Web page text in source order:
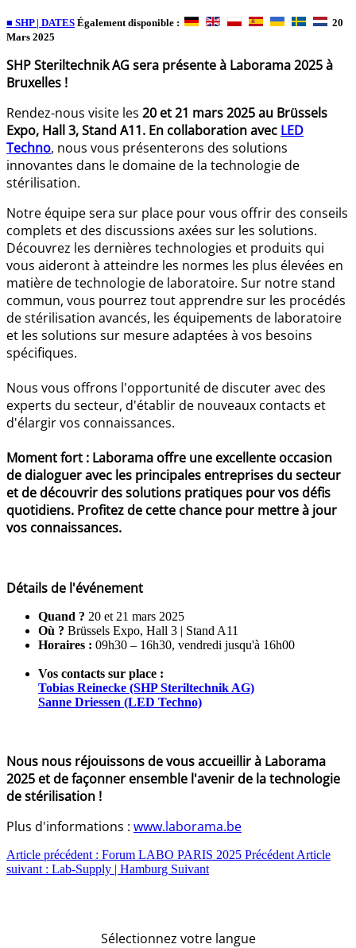
■ SHP | DATES Également disponible :
20
Mars 2025
SHP Steriltechnik AG sera présente à Laborama 2025 à
Bruxelles !
Rendez-nous visite les 20 et 21 mars 2025 au Brüssels
Expo, Hall 3, Stand A11. En collaboration avec LED
Techno, nous vous présenterons des solutions
innovantes dans le domaine de la technologie de
stérilisation.
Notre équipe sera sur place pour vous offrir des conseils
complets et des discussions axées sur les solutions.
Découvrez les dernières technologies et produits qui
vous aideront à atteindre les normes les plus élevées en
matière de technologie de laboratoire. Sur notre stand
commun, vous pourrez tout apprendre sur les procédés
de stérilisation avancés, les équipements de laboratoire
et les solutions sur mesure adaptées à vos besoins
spécifiques.
Nous vous offrons l'opportunité de discuter avec des
experts du secteur, d'établir de nouveaux contacts et
d'élargir vos connaissances.
Moment fort : Laborama offre une excellente occasion
de dialoguer avec les principales entreprises du secteur
et de découvrir des solutions pratiques pour vos défis
quotidiens. Profitez de cette chance pour mettre à jour
vos connaissances.
Détails de l'événement
Quand ? 20 et 21 mars 2025
Où ? Brüssels Expo, Hall 3 | Stand A11
Horaires : 09h30 – 16h30, vendredi jusqu'à 16h00
Vos contacts sur place :
Tobias Reinecke (SHP Steriltechnik AG)
Sanne Driessen (LED Techno)
Nous nous réjouissons de vous accueillir à Laborama
2025 et de façonner ensemble l'avenir de la technologie
de stérilisation !
Plus d'informations : www.laborama.be
Article précédent : Forum LABO PARIS 2025 Précédent Article
suivant : Lab-Supply | Hamburg Suivant
Sélectionnez votre langue